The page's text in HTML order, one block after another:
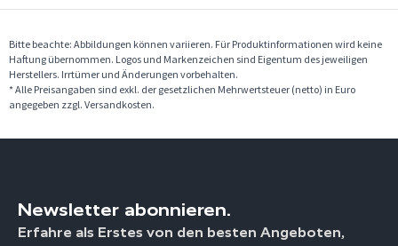
Bitte beachte: Abbildungen können variieren. Für Produktinformationen wird keine
Haftung übernommen. Logos und Markenzeichen sind Eigentum des jeweiligen
Herstellers. Irrtümer und Änderungen vorbehalten.
* Alle Preisangaben sind exkl. der gesetzlichen Mehrwertsteuer (netto) in Euro
angegeben zzgl. Versandkosten.
Newsletter abonnieren.
Erfahre als Erstes von den besten Angeboten,